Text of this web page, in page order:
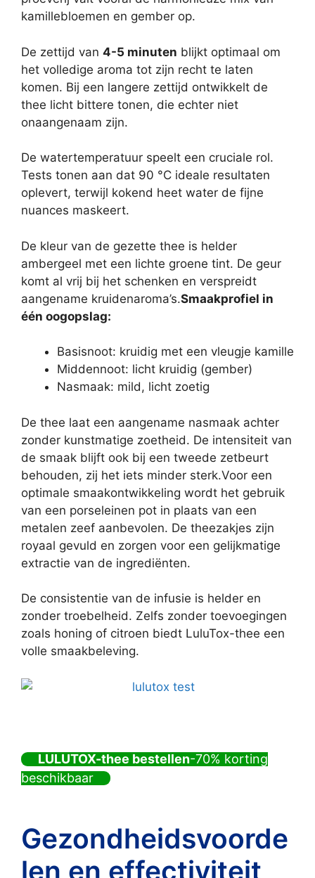
kamillebloemen en gember op.
De zettijd van 4-5 minuten blijkt optimaal om
het volledige aroma tot zijn recht te laten
komen. Bij een langere zettijd ontwikkelt de
thee licht bittere tonen, die echter niet
onaangenaam zijn.
De watertemperatuur speelt een cruciale rol.
Tests tonen aan dat 90 °C ideale resultaten
oplevert, terwijl kokend heet water de fijne
nuances maskeert.
De kleur van de gezette thee is helder
ambergeel met een lichte groene tint. De geur
komt al vrij bij het schenken en verspreidt
aangename kruidenaroma’s.Smaakprofiel in
één oogopslag:
Basisnoot: kruidig met een vleugje kamille
Middennoot: licht kruidig (gember)
Nasmaak: mild, licht zoetig
De thee laat een aangename nasmaak achter
zonder kunstmatige zoetheid. De intensiteit van
de smaak blijft ook bij een tweede zetbeurt
behouden, zij het iets minder sterk.Voor een
optimale smaakontwikkeling wordt het gebruik
van een porseleinen pot in plaats van een
metalen zeef aanbevolen. De theezakjes zijn
royaal gevuld en zorgen voor een gelijkmatige
extractie van de ingrediënten.
De consistentie van de infusie is helder en
zonder troebelheid. Zelfs zonder toevoegingen
zoals honing of citroen biedt LuluTox-thee een
volle smaakbeleving.
LULUTOX-thee bestellen-70% korting
beschikbaar
Gezondheidsvoorde
len en effectiviteit